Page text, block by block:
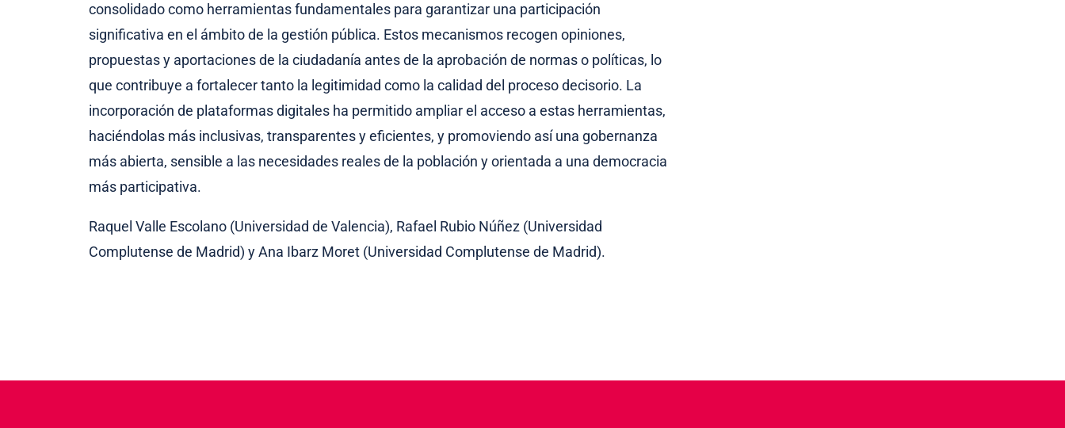
consolidado como herramientas fundamentales para garantizar una participación
significativa en el ámbito de la gestión pública. Estos mecanismos recogen opiniones,
propuestas y aportaciones de la ciudadanía antes de la aprobación de normas o políticas, lo
que contribuye a fortalecer tanto la legitimidad como la calidad del proceso decisorio. La
incorporación de plataformas digitales ha permitido ampliar el acceso a estas herramientas,
haciéndolas más inclusivas, transparentes y eficientes, y promoviendo así una gobernanza
más abierta, sensible a las necesidades reales de la población y orientada a una democracia
más participativa.
Raquel Valle Escolano (Universidad de Valencia), Rafael Rubio Núñez (Universidad
Complutense de Madrid) y Ana Ibarz Moret (Universidad Complutense de Madrid).